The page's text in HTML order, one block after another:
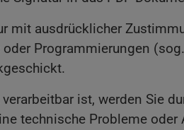
mit ausdrücklicher
Programmierungen
ist, werden Sie
technische Probleme